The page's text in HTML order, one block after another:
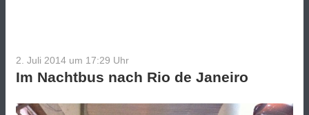
2. Juli 2014 um 17:29 Uhr
Im Nachtbus nach Rio de Janeiro